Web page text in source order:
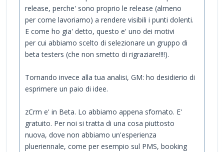
release, perche' sono proprio le release (almeno
per come lavoriamo) a rendere visibili i punti dolenti.
E come ho gia' detto, questo e' uno dei motivi
per cui abbiamo scelto di selezionare un gruppo di
beta testers (che non smetto di rigraziare!!!!).
Tornando invece alla tua analisi, GM: ho desidierio di
esprimere un paio di idee.
zCrm e' in Beta. Lo abbiamo appena sfornato. E'
gratuito. Per noi si tratta di una cosa piuttosto
nuova, dove non abbiamo un'esperienza
plueriennale, come per esempio sul PMS, booking